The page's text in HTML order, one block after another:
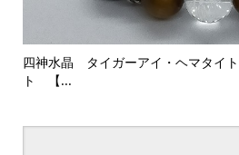
四神水晶 タイガーアイ・ヘマタ
ト 【...